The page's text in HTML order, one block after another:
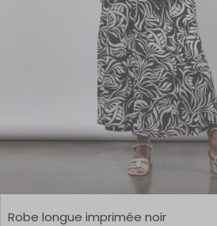
Robe longue imprimée noir